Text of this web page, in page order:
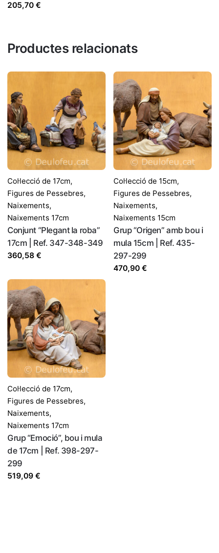
205,70 €
Productes relacionats
Col·lecció de 17cm,
Figures de Pessebres,
Naixements,
Naixements 17cm
Conjunt “Plegant la roba”
17cm | Ref. 347-348-349
360,58 €
Col·lecció de 15cm,
Figures de Pessebres,
Naixements,
Naixements 15cm
Grup “Origen” amb bou i
mula 15cm | Ref. 435-
297-299
470,90 €
Col·lecció de 17cm,
Figures de Pessebres,
Naixements,
Naixements 17cm
Grup “Emoció”, bou i mula
de 17cm | Ref. 398-297-
299
519,09 €